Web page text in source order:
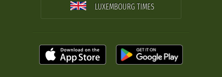
LUXEMBOURG TIMES